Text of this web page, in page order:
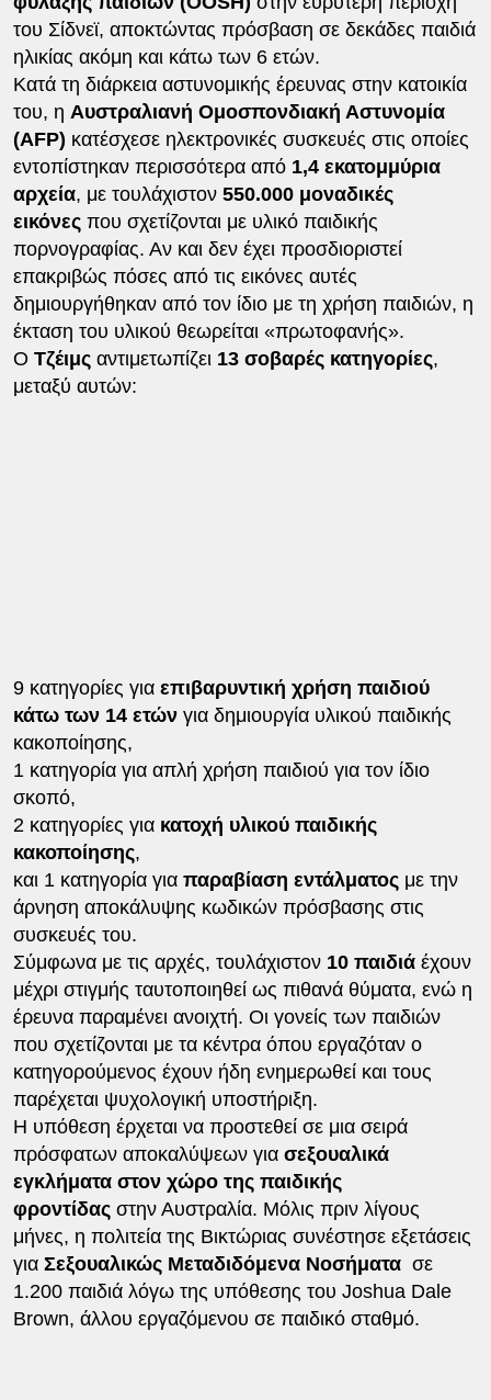
του Σίδνεϊ, αποκτώντας πρόσβαση σε δεκάδες παιδιά
ηλικίας ακόμη και κάτω των 6 ετών.
Κατά τη διάρκεια αστυνομικής έρευνας στην κατοικία
του, η Αυστραλιανή Ομοσπονδιακή Αστυνομία
(AFP) κατέσχεσε ηλεκτρονικές συσκευές στις οποίες
εντοπίστηκαν περισσότερα από 1,4 εκατομμύρια
αρχεία, με τουλάχιστον 550.000 μοναδικές
εικόνεςπου σχετίζονται με υλικό παιδικής
πορνογραφίας. Αν και δεν έχει προσδιοριστεί
επακριβώς πόσες από τις εικόνες αυτές
δημιουργήθηκαν από τον ίδιο με τη χρήση παιδιών, η
έκταση του υλικού θεωρείται «πρωτοφανής».
Ο Τζέιμςαντιμετωπίζει 13 σοβαρές κατηγορίες,
μεταξύ αυτών:
9 κατηγορίες για επιβαρυντική χρήση παιδιού
κάτω των 14 ετώνγια δημιουργία υλικού παιδικής
κακοποίησης,
1 κατηγορία για απλή χρήση παιδιού για τον ίδιο
σκοπό,
2 κατηγορίες για κατοχή υλικού παιδικής
κακοποίησης,
και 1 κατηγορία για παραβίαση εντάλματοςμε την
άρνηση αποκάλυψης κωδικών πρόσβασης στις
συσκευές του.
Σύμφωνα με τις αρχές, τουλάχιστον 10 παιδιάέχουν
μέχρι στιγμής ταυτοποιηθεί ως πιθανά θύματα, ενώ η
έρευνα παραμένει ανοιχτή. Οι γονείς των παιδιών
που σχετίζονται με τα κέντρα όπου εργαζόταν ο
κατηγορούμενος έχουν ήδη ενημερωθεί και τους
παρέχεται ψυχολογική υποστήριξη.
Η υπόθεση έρχεται να προστεθεί σε μια σειρά
πρόσφατων αποκαλύψεων για σεξουαλικά
εγκλήματα στον χώρο της παιδικής
φροντίδαςστην Αυστραλία. Μόλις πριν λίγους
μήνες, η πολιτεία της Βικτώριας συνέστησε εξετάσεις
για Σεξουαλικώς Μεταδιδόμενα Νοσήματασε
1.200 παιδιά λόγω της υπόθεσης του Joshua Dale
Brown, άλλου εργαζόμενου σε παιδικό σταθμό.